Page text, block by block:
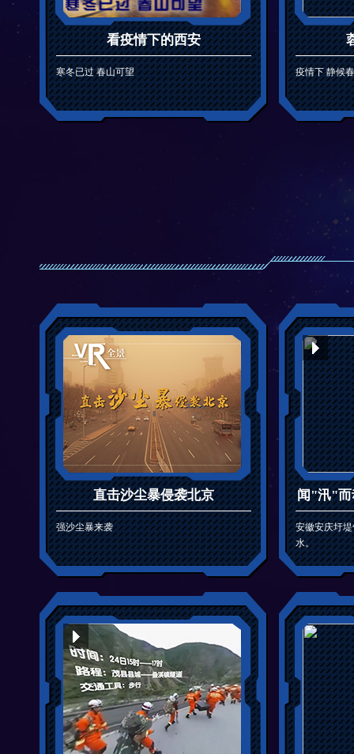
看疫情下的西安
寒冬已过 春山可望 疫情下 静候
直击沙尘暴侵袭北京
强沙尘暴来袭
闻"汛"而
安徽安庆圩
水。